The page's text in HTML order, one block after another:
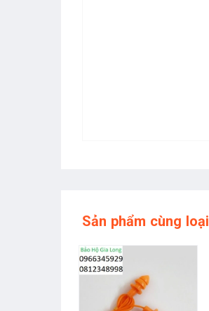
Sản phẩm cùng loại